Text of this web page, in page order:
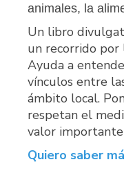
animales, la
Un libro
un recorrido por
Ayuda a
vínculos entre
ámbito local.
respetan el
valor importante
Quiero saber